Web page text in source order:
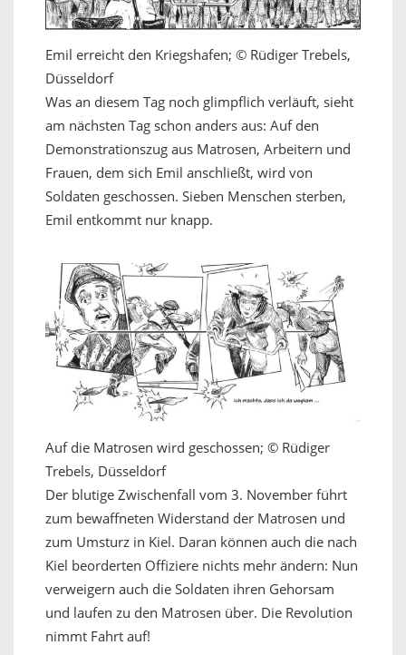
Emil erreicht den Kriegshafen; © Rüdiger Trebels,
Düsseldorf
Was an diesem Tag noch glimpflich verläuft, sieht
am nächsten Tag schon anders aus: Auf den
Demonstrationszug aus Matrosen, Arbeitern und
Frauen, dem sich Emil anschließt, wird von
Soldaten geschossen. Sieben Menschen sterben,
Emil entkommt nur knapp.
Auf die Matrosen wird geschossen; © Rüdiger
Trebels, Düsseldorf
Der blutige Zwischenfall vom 3. November führt
zum bewaffneten Widerstand der Matrosen und
zum Umsturz in Kiel. Daran können auch die nach
Kiel beorderten Offiziere nichts mehr ändern: Nun
verweigern auch die Soldaten ihren Gehorsam
und laufen zu den Matrosen über. Die Revolution
nimmt Fahrt auf!